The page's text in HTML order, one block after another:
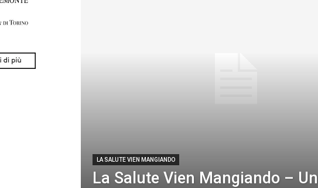
LA SALUTE VIEN MANGIANDO
La Salute Vien Mangiando – Un